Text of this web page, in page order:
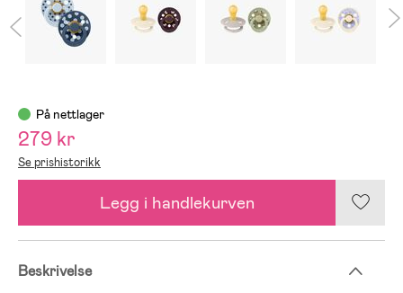
På nettlager
279 kr
Se prishistorikk
Legg i handlekurven
Beskrivelse